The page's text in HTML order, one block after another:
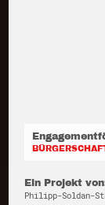
Ein Projekt
Philipp-Soldan-